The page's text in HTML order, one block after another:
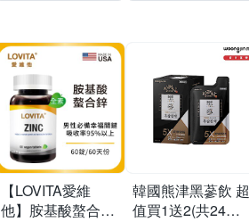
【LOVITA愛維
他】胺基酸螯合鋅
韓國熊津黑蔘飲 超
值買1送2(共24入